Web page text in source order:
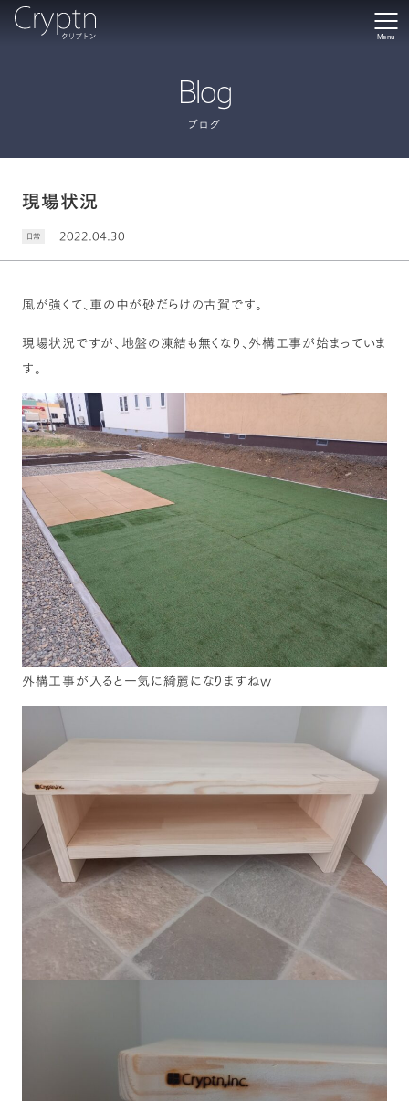
Menu
Blog
ブログ
現場状況
日常 2022.04.30
風が強くて、車の中が砂だらけの古賀です。
現場状況ですが、地盤の凍結も無くなり、外構工事が始まっていま
す。
外構工事が入ると一気に綺麗になりますねw